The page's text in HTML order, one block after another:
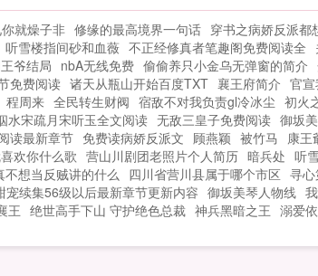
就燥子非 修缘的最高境界一句话 穿书之病娇反派都
听雪楼指间砂和血薇 不正经修真者笔趣阁免费阅读全
爷结局 nbA无线免费 偷偷养只小金乌无弹窗的简介
免费阅读 诸天从瓶山开始百度TXT 襄王府简介 官
程周来 全民转生财阀 宿敌不对我负责gl冷冰尘 初火
水宋疏月宋听玉全文阅读 无敌三皇子免费阅读 御坂
读最新章节 免费读病娇反派文 顾燕颖 被竹马 康王
欢你什么歌 营山川剧团老照片个人简历 暗兵处 听
不想当反贼讲的什么 四川省营川县属于哪个市区 寻
宠续集56级以后最新章节更新内容 御坂美琴人物线
王 绝世高手下山 守护绝色总裁 神兵黑暗之王 溺爱